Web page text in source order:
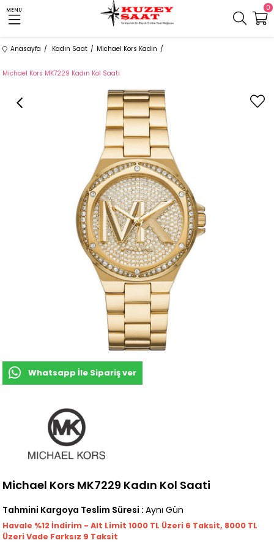
MENU 0
Anasayfa Kadın Saat Michael Kors Kadın
Michael Kors MK7229 Kadın Kol Saati
Whatsapp İle Sipariş ver
Michael Kors MK7229 Kadın Kol Saati
Tahmini Kargoya Teslim Süresi : Aynı Gün
Havale %12 İndirim - Alt Limit 1000 TL Üzeri 6 Taksit, 8000 TL
Üzeri Vade Farksız 9 Taksit